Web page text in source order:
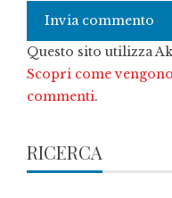
Questo sito utilizza
Scopri come
commenti.
RICERCA